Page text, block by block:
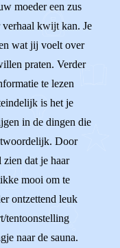
moeder een zus
kwijt kan. Je
wat jij voelt over
praten. Verder
te lezen
is het je
in de dingen die
Door
zien dat je haar
mooi om te
ontzettend leuk
tentoonstelling
naar de sauna.